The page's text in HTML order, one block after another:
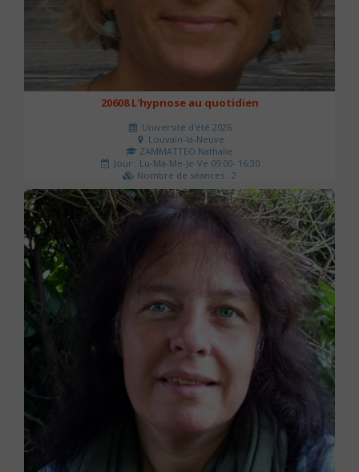
20608 L'hypnose au quotidien
Université d'été 2026
Louvain-la-Neuve
ZAMMATTEO Nathalie
Jour : Lu-Ma-Me-Je-Ve 09:00- 16:30
Nombre de séances : 2
140 €